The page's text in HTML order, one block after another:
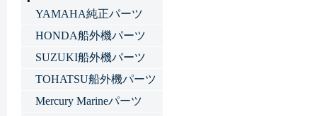
YAMAHA純正パーツ
HONDA船外機パーツ
SUZUKI船外機パーツ
TOHATSU船外機パーツ
Mercury Marineパーツ